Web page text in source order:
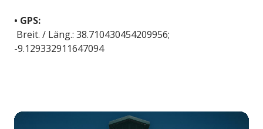
• GPS:
Breit. / Läng.: 38.710430454209956;
-9.129332911647094